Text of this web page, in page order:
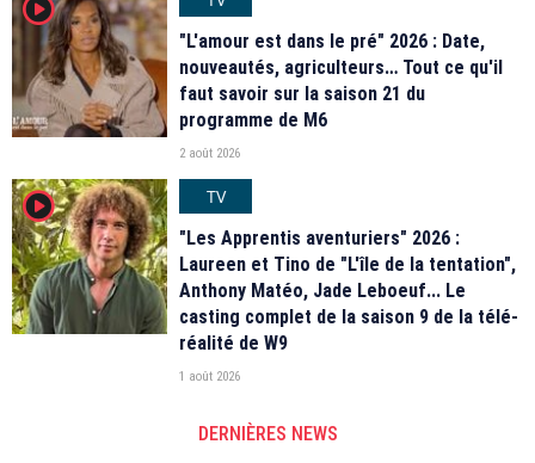
player2
"L'amour est dans le pré" 2026 : Date,
nouveautés, agriculteurs… Tout ce qu'il
faut savoir sur la saison 21 du
programme de M6
2 août 2026
player2
TV
"Les Apprentis aventuriers" 2026 :
Laureen et Tino de "L'île de la tentation",
Anthony Matéo, Jade Leboeuf... Le
casting complet de la saison 9 de la télé-
réalité de W9
1 août 2026
DERNIÈRES NEWS